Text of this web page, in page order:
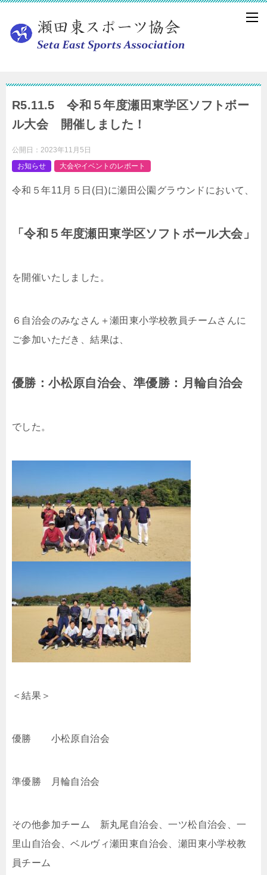
R5.11.5 令和５年度瀬田東学区ソフトボー
ル大会 開催しました！
公開日： 2023年11月5日
お知らせ
大会やイベントのレポート
令和５年11月５日(日)に瀬田公園グラウンドにおいて、
「令和５年度瀬田東学区ソフトボール大会」
を開催いたしました。
６自治会のみなさん＋瀬田東小学校教員チームさんに
ご参加いただき、結果は、
優勝：小松原自治会、準優勝：月輪自治会
でした。
＜結果＞
優勝 小松原自治会
準優勝 月輪自治会
その他参加チーム 新丸尾自治会、一ツ松自治会、一
里山自治会、ベルヴィ瀬田東自治会、瀬田東小学校教
員チーム